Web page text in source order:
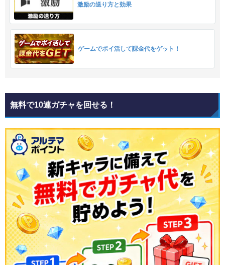
激励の送り方と効果
ゲームでポイ活して課金代をゲット！
無料で10連ガチャを回せる！